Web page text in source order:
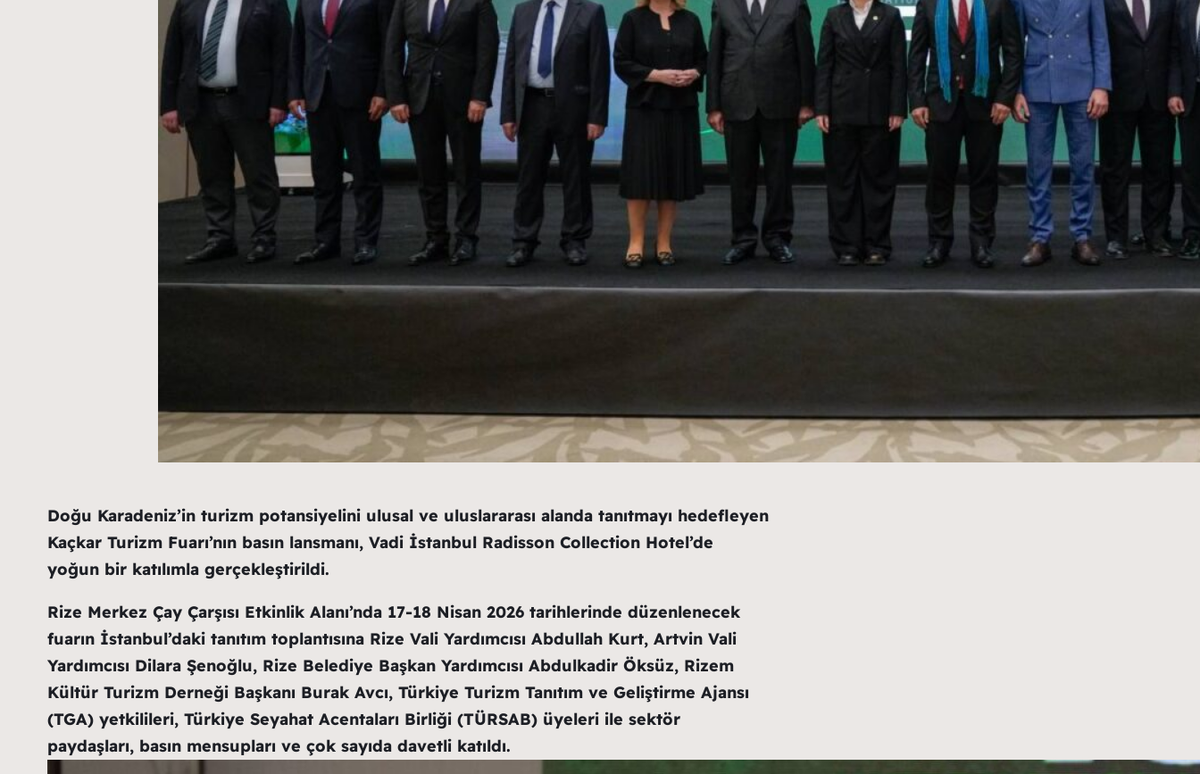
Doğu Karadeniz’in turizm potansiyelini ulusal ve uluslararası alanda tanıtmayı hedefleyen
Kaçkar Turizm Fuarı’nın basın lansmanı, Vadi İstanbul Radisson Collection Hotel’de
yoğun bir katılımla gerçekleştirildi.
Rize Merkez Çay Çarşısı Etkinlik Alanı’nda 17-18 Nisan 2026 tarihlerinde düzenlenecek
fuarın İstanbul’daki tanıtım toplantısına Rize Vali Yardımcısı Abdullah Kurt, Artvin Vali
Yardımcısı Dilara Şenoğlu, Rize Belediye Başkan Yardımcısı Abdulkadir Öksüz, Rizem
Kültür Turizm Derneği Başkanı Burak Avcı, Türkiye Turizm Tanıtım ve Geliştirme Ajansı
(TGA) yetkilileri, Türkiye Seyahat Acentaları Birliği (TÜRSAB) üyeleri ile sektör
paydaşları, basın mensupları ve çok sayıda davetli katıldı.